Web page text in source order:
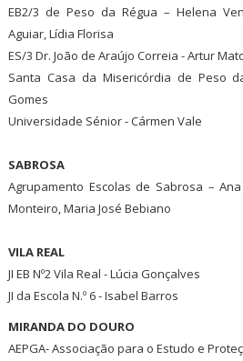
EB2/3 de Peso da Régua – Helena
Aguiar, Lídia Florisa
ES/3 Dr. João de Araújo Correia - Artur
Santa Casa da Misericórdia de Peso
Gomes
Universidade Sénior - Cármen Vale
SABROSA
Agrupamento Escolas de Sabrosa –
Monteiro, Maria José Bebiano
VILA REAL
JI EB Nº2 Vila Real - Lúcia Gonçalves
JI da Escola N.º 6 - Isabel Barros
MIRANDA DO DOURO
AEPGA- Associação para o Estudo e